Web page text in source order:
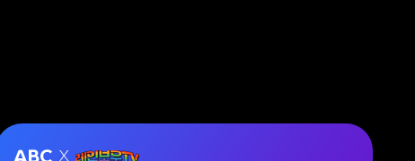
투
대한민국 최초 AI 전문 경제 방송, ABC / 7월 13일 CMB 레인보우TV 실